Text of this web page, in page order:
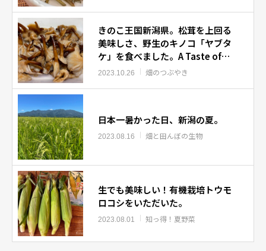
きのこ王国新潟県。松茸を上回る
美味しさ、野生のキノコ「ヤブタ
ケ」を食べました。A Taste of
Autumn’s Bounty: Yabutake
2023.10.26 畑のつぶやき
日本一暑かった日、新潟の夏。
2023.08.16 畑と田んぼの生物
生でも美味しい！有機栽培トウモ
ロコシをいただいた。
2023.08.01 知っ得！夏野菜